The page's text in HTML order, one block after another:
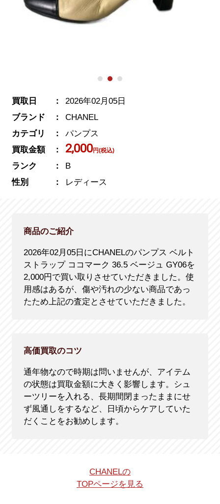
買取日
2026年02月05日
ブランド
CHANEL
カテゴリ
パンプス
買取金額
2,000円(税込)
ランク
B
性別
レディース
商品のご紹介
2026年02月05日にCHANELのパンプス ベルト
ストラップ ココマーク 36.5 ベージュ GY06を
2,000円で買い取りさせていただきました。使
用感はあるが、傷や汚れの少ない商品であっ
たため上記の査定とさせていただきました。
高価買取のコツ
通年物なので時期は問いませんが、アイテム
の状態は買取金額に大きく影響します。シュ
ーツリーを入れる、長期間閉まったままにせ
ず風通しをするなど、日頃からケアしていた
だくことをお勧めします。
CHANELの
TOPページを見る